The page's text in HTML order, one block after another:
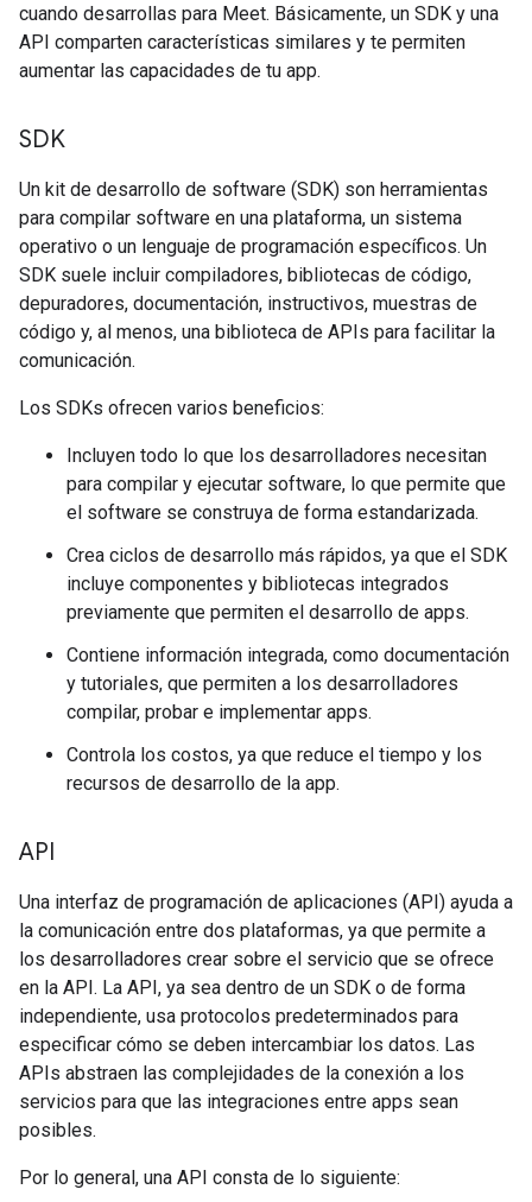
cuando desarrollas para Meet. Básicamente, un SDK y una
API comparten características similares y te permiten
aumentar las capacidades de tu app.
SDK
Un kit de desarrollo de software (SDK) son herramientas
para compilar software en una plataforma, un sistema
operativo o un lenguaje de programación específicos. Un
SDK suele incluir compiladores, bibliotecas de código,
depuradores, documentación, instructivos, muestras de
código y, al menos, una biblioteca de APIs para facilitar la
comunicación.
Los SDKs ofrecen varios beneficios:
Incluyen todo lo que los desarrolladores necesitan
para compilar y ejecutar software, lo que permite que
el software se construya de forma estandarizada.
Crea ciclos de desarrollo más rápidos, ya que el SDK
incluye componentes y bibliotecas integrados
previamente que permiten el desarrollo de apps.
Contiene información integrada, como documentación
y tutoriales, que permiten a los desarrolladores
compilar, probar e implementar apps.
Controla los costos, ya que reduce el tiempo y los
recursos de desarrollo de la app.
API
Una interfaz de programación de aplicaciones (API) ayuda a
la comunicación entre dos plataformas, ya que permite a
los desarrolladores crear sobre el servicio que se ofrece
en la API. La API, ya sea dentro de un SDK o de forma
independiente, usa protocolos predeterminados para
especificar cómo se deben intercambiar los datos. Las
APIs abstraen las complejidades de la conexión a los
servicios para que las integraciones entre apps sean
posibles.
Por lo general, una API consta de lo siguiente: